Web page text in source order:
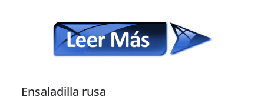
Ensaladilla rusa